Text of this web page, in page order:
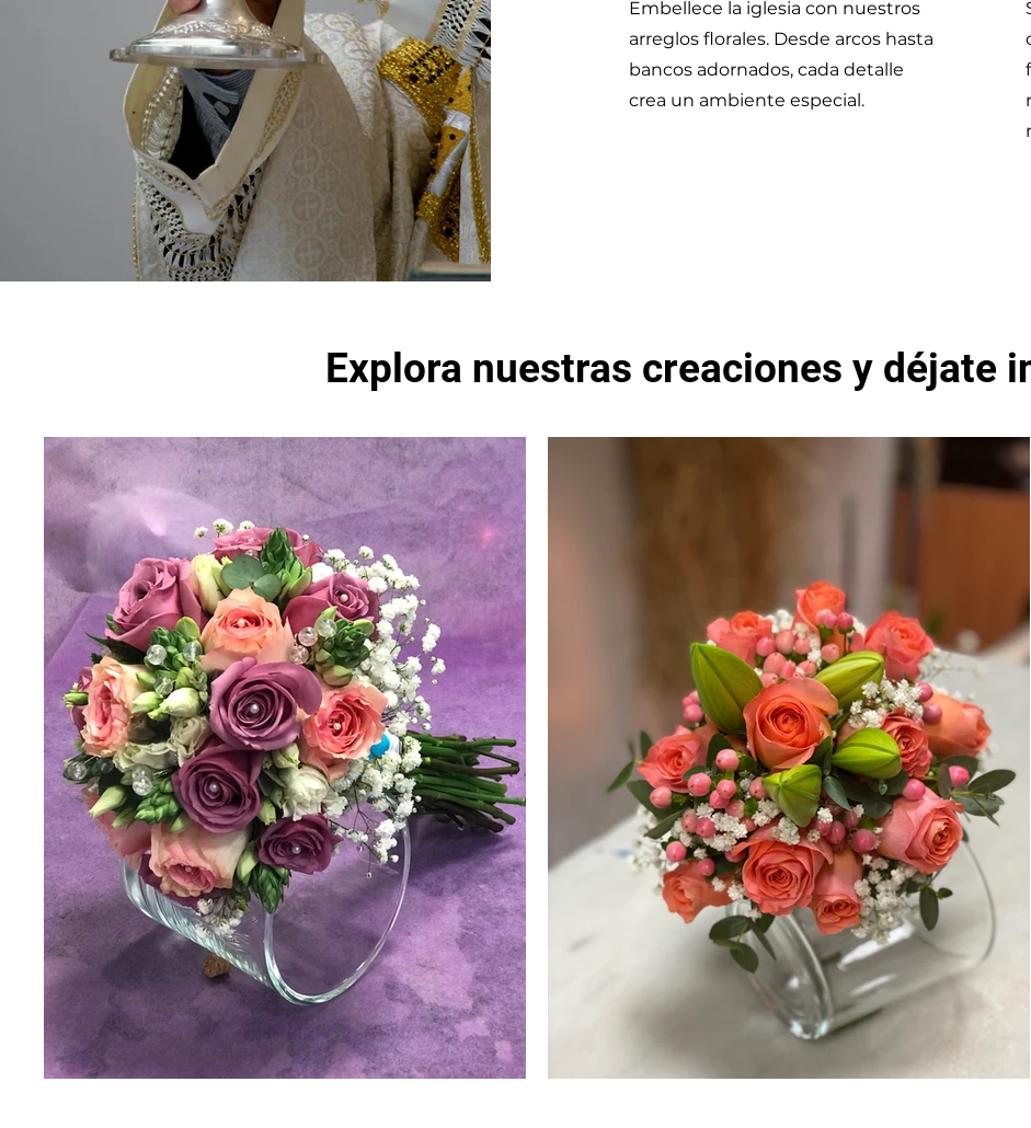
Embellece la iglesia con nuestros
arreglos florales. Desde arcos hasta
bancos adornados, cada detalle
crea un ambiente especial.
Explora nuestras creaciones y déjate